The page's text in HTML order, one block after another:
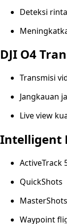
Deteksi
DJI O4
Transmisi
Jangkauan
Live view
Intelligent
ActiveTrack
QuickShots
MasterShots
Waypoint